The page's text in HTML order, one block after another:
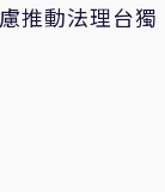
推動法理台